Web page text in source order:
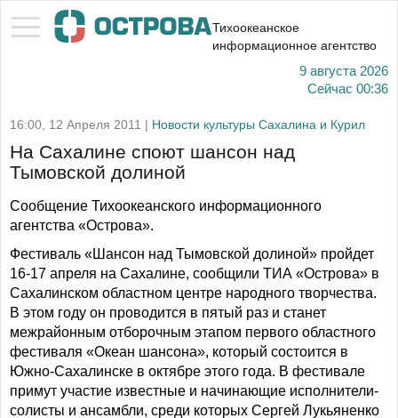
Тихоокеанское
информационное агентство
9 августа 2026
Сейчас 00:36
16:00, 12 Апреля 2011 | Новости культуры Сахалина и Курил
На Сахалине споют шансон над
Тымовской долиной
Сообщение Тихоокеанского информационного
агентства «Острова».
Фестиваль «Шансон над Тымовской долиной» пройдет
16-17 апреля на Сахалине, сообщили ТИА «Острова» в
Сахалинском областном центре народного творчества.
В этом году он проводится в пятый раз и станет
межрайонным отборочным этапом первого областного
фестиваля «Океан шансона», который состоится в
Южно-Сахалинске в октябре этого года. В фестивале
примут участие известные и начинающие исполнители-
солисты и ансамбли, среди которых Сергей Лукьяненко